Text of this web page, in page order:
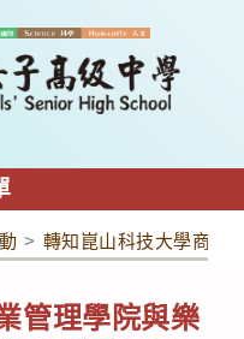
> 轉知崑山科技大學商業
管理學院與樂